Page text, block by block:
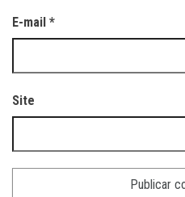
E-mail *
Site